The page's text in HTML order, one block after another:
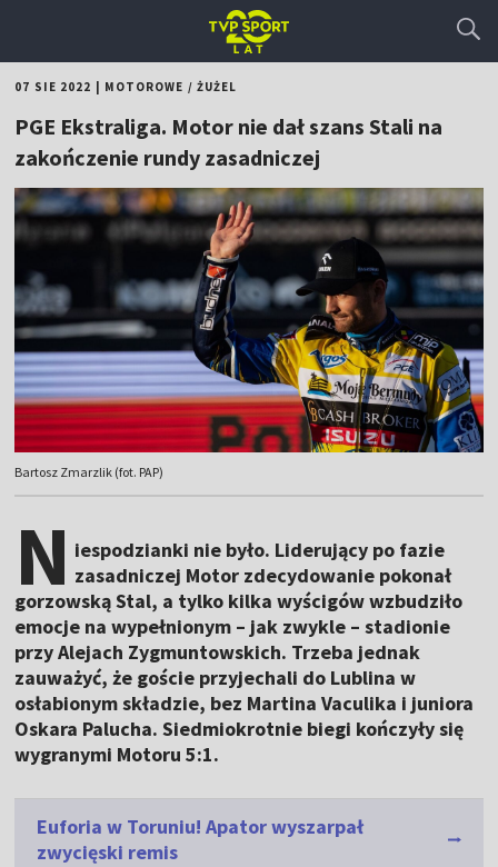
07 SIE 2022 MOTOROWE / ŻUŻEL
PGE Ekstraliga. Motor nie dał szans Stali na
zakończenie rundy zasadniczej
Bartosz Zmarzlik (fot. PAP)
N iespodzianki nie było. Liderujący po fazie
zasadniczej Motor zdecydowanie pokonał
gorzowską Stal, a tylko kilka wyścigów wzbudziło
emocje na wypełnionym – jak zwykle – stadionie
przy Alejach Zygmuntowskich. Trzeba jednak
zauważyć, że goście przyjechali do Lublina w
osłabionym składzie, bez Martina Vaculika i juniora
Oskara Palucha. Siedmiokrotnie biegi kończyły się
wygranymi Motoru 5:1.
Euforia w Toruniu! Apator wyszarpał
zwycięski remis